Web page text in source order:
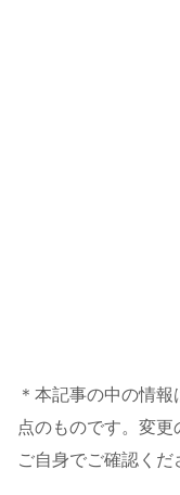
＊本記事の中の情
点のものです。変
ご自身でご確認くだ